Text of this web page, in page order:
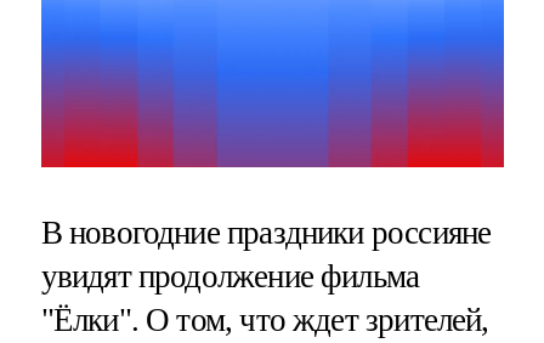
В новогодние праздники россияне
увидят продолжение фильма
"Ёлки". О том, что ждет зрителей,